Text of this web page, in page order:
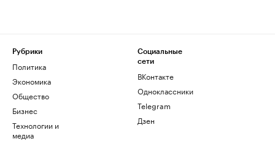
Рубрики
Политика
Экономика
Общество
Бизнес
Технологии и
медиа
Социальные
сети
ВКонтакте
Одноклассники
Telegram
Дзен